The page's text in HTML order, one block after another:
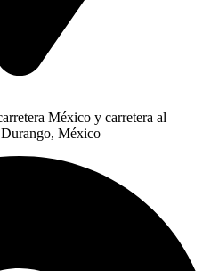
México y carretera al
México